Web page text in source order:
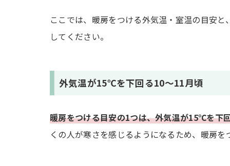
ここでは、暖房をつける外気温・室温の目安
してください。
外気温が15℃を下回る10～11月頃
暖房をつける目安の1つは、外気温が15℃を下
くの人が寒さを感じるようになるため、暖房を